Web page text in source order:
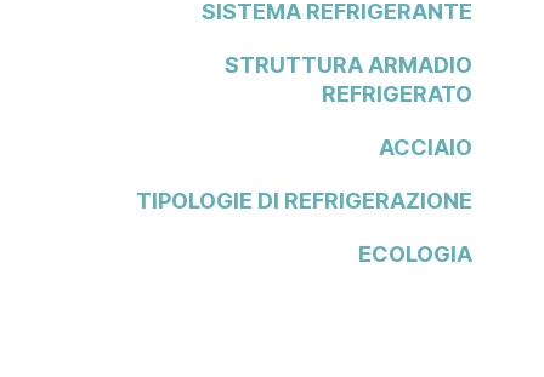
SISTEMA REFRIGERANTE
STRUTTURA ARMADIO
REFRIGERATO
ACCIAIO
TIPOLOGIE DI REFRIGERAZIONE
ECOLOGIA